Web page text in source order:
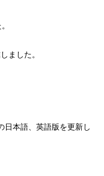
ました。
日本語、英語版を更新し